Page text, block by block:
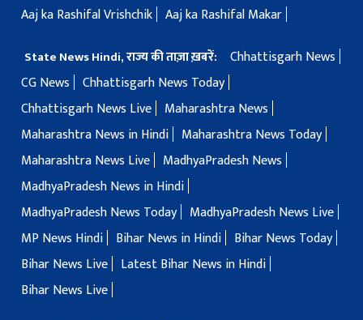
Aaj ka Rashifal Vrishchik Aaj ka Rashifal Makar
State News Hindi, राज्य की ताज़ा ख़बरें:
Chhattisgarh News
CG News
Chhattisgarh News Today
Chhattisgarh News Live
Maharashtra News
Maharashtra News in Hindi
Maharashtra News Today
Maharashtra News Live
MadhyaPradesh News
MadhyaPradesh News in Hindi
MadhyaPradesh News Today
MadhyaPradesh News Live
MP News Hindi
Bihar News in Hindi
Bihar News Today
Bihar News Live
Latest Bihar News in Hindi
Bihar News Live